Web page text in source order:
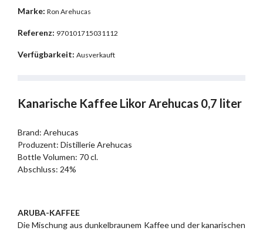
Marke: Ron Arehucas
Referenz: 970101715031112
Verfügbarkeit: Ausverkauft
Kanarische Kaffee Likor Arehucas 0,7 liter
Brand: Arehucas
Produzent: Distillerie Arehucas
Bottle Volumen: 70 cl.
Abschluss: 24%
ARUBA-KAFFEE
Die Mischung aus dunkelbraunem Kaffee und der kanarischen